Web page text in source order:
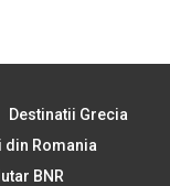
Destinatii Grecia
Romania
BNR